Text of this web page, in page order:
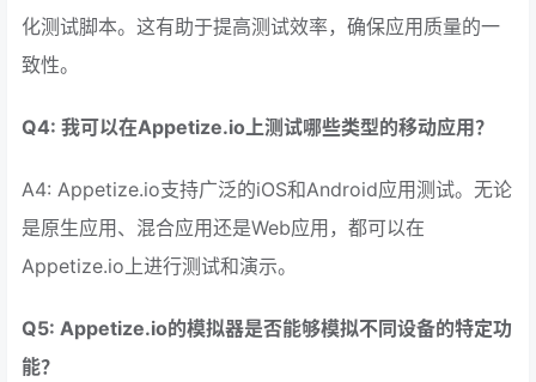
化测试脚本。这有助于提高测试效率，确保应用质量的一
致性。
Q4: 我可以在Appetize.io上测试哪些类型的移动应用？
A4: Appetize.io支持广泛的iOS和Android应用测试。无论
是原生应用、混合应用还是Web应用，都可以在
Appetize.io上进行测试和演示。
Q5: Appetize.io的模拟器是否能够模拟不同设备的特定功
能？